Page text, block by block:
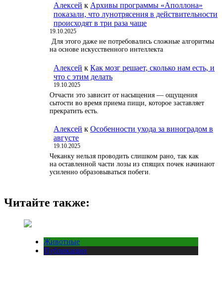
Алексей к Архивы программы «Аполлона»
показали, что лунотрясения в действительности
происходят в три раза чаще
19.10.2025
Для этого даже не потребовались сложные алгоритмы
на основе искусственного интеллекта
Алексей к Как мозг решает, сколько нам есть, и
что с этим делать
19.10.2025
Отчасти это зависит от насыщения — ощущения
сытости во время приема пищи, которое заставляет
прекратить есть.
Алексей к Особенности ухода за виноградом в
августе
19.10.2025
Чеканку нельзя проводить слишком рано, так как
на оставленной части лозы из спящих почек начинают
усиленно образовываться побеги.
Читайте также:
Животные
Публикации